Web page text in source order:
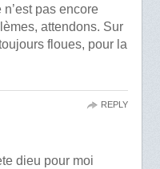
pas encore
attendons. Sur
floues, pour la
dieu pour moi
REPLY